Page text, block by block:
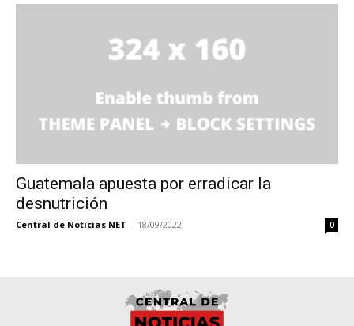
Guatemala apuesta por erradicar la
desnutrición
Central de Noticias NET - 18/09/2022 0